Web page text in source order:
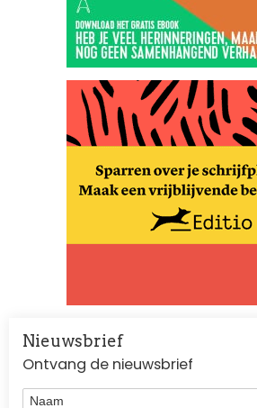
Nieuwsbrief
Ontvang de nieuwsbrief
Naam